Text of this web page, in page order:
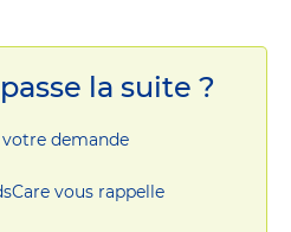
la suite ?
demande
vous rappelle